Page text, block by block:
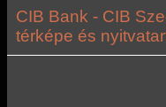
CIB Bank - CIB
térképe és